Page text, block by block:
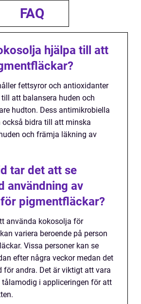
FAQ
hjälpa till att
fettsyror och antioxidanter
att balansera huden och
hudton. Dess antimikrobiella
också bidra till att minska
och främja läkning av
tar det att se
användning av
pigmentfläckar?
använda kokosolja för
variera beroende på person
Vissa personer kan se
efter några veckor medan det
för andra. Det är viktigt att vara
tålamodig i appliceringen för att